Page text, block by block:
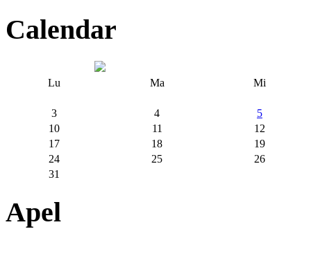
Calendar
Lu Ma Mi
3 4
5
10
11
12
17
18
19
24
25
26
31
Apel